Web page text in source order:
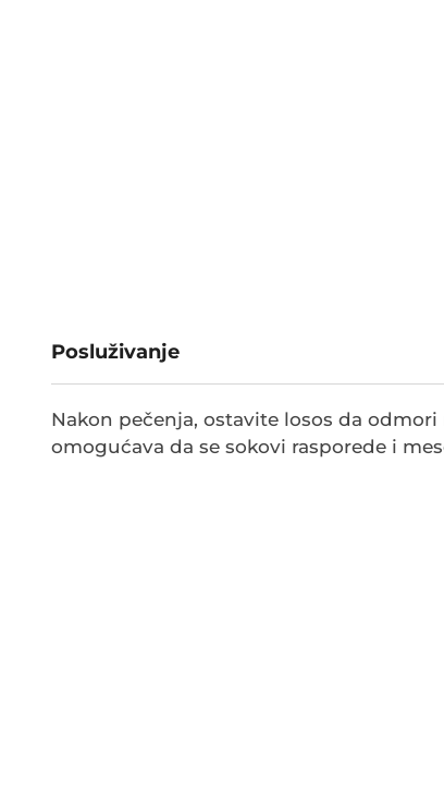
Posluživanje
Nakon pečenja, ostavite losos da
omogućava da se sokovi rasporede i